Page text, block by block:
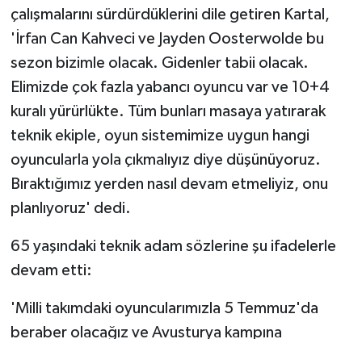
çalışmalarını sürdürdüklerini dile getiren Kartal,
'İrfan Can Kahveci ve Jayden Oosterwolde bu
sezon bizimle olacak. Gidenler tabii olacak.
Elimizde çok fazla yabancı oyuncu var ve 10+4
kuralı yürürlükte. Tüm bunları masaya yatırarak
teknik ekiple, oyun sistemimize uygun hangi
oyuncularla yola çıkmalıyız diye düşünüyoruz.
Bıraktığımız yerden nasıl devam etmeliyiz, onu
planlıyoruz' dedi.
65 yaşındaki teknik adam sözlerine şu ifadelerle
devam etti:
'Milli takımdaki oyuncularımızla 5 Temmuz'da
beraber olacağız ve Avusturya kampına